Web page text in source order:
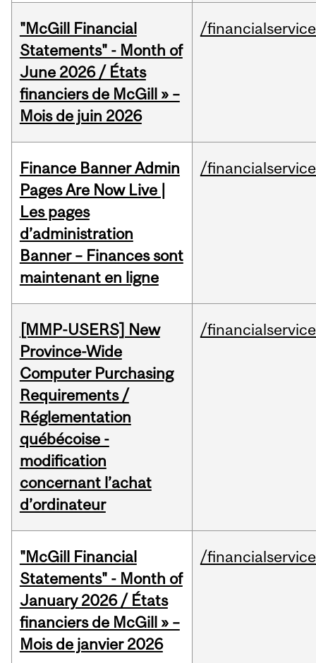
"McGill Financial
Statements" - Month of
June 2026 / États
financiers de McGill » –
Mois de juin 2026
/
Finance Banner Admin
Pages Are Now Live |
Les pages
d’administration
Banner – Finances sont
maintenant en ligne
/
[MMP-USERS] New
Province-Wide
Computer Purchasing
Requirements /
Réglementation
québécoise -
modification
concernant l’achat
d’ordinateur
/
"McGill Financial
Statements" - Month of
January 2026 / États
financiers de McGill » –
Mois de janvier 2026
/